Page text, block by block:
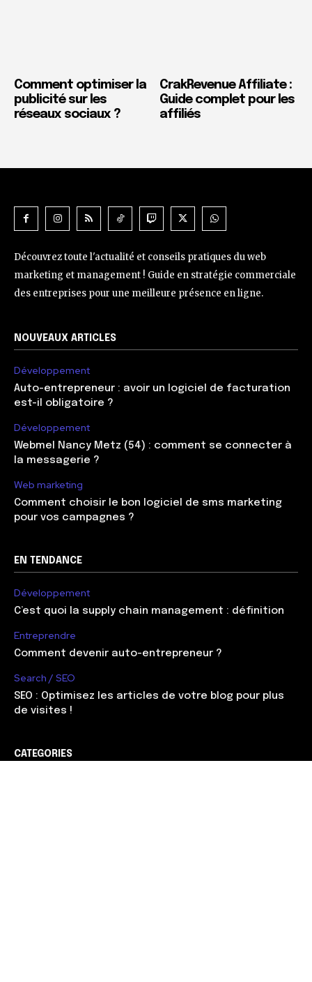
Comment optimiser la
publicité sur les
réseaux sociaux ?
CrakRevenue Affiliate :
Guide complet pour les
affiliés
Découvrez toute l'actualité et conseils pratiques du web
marketing et management ! Guide en stratégie commerciale
des entreprises pour une meilleure présence en ligne.
NOUVEAUX ARTICLES
Développement
Auto-entrepreneur : avoir un logiciel de facturation
est-il obligatoire ?
Développement
Webmel Nancy Metz (54) : comment se connecter à
la messagerie ?
Web marketing
Comment choisir le bon logiciel de sms marketing
pour vos campagnes ?
EN TENDANCE
Développement
C’est quoi la supply chain management : définition
Entreprendre
Comment devenir auto-entrepreneur ?
Search / SEO
SEO : Optimisez les articles de votre blog pour plus
de visites !
CATEGORIES